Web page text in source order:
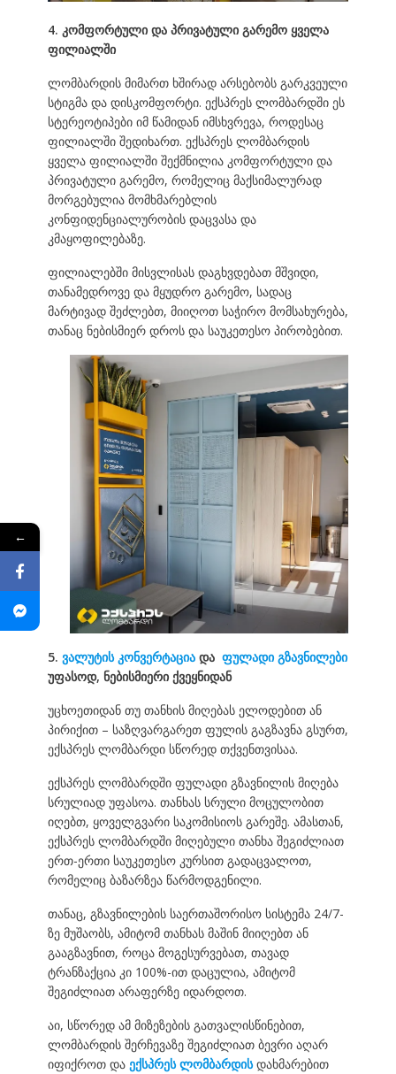
4. კომფორტული და პრივატული გარემო ყველა
ფილიალში
ლომბარდის მიმართ ხშირად არსებობს გარკვეული
სტიგმა და დისკომფორტი. ექსპრეს ლომბარდში ეს
სტერეოტიპები იმ წამიდან იმსხვრევა, როდესაც
ფილიალში შედიხართ. ექსპრეს ლომბარდის
ყველა ფილიალში შექმნილია კომფორტული და
პრივატული გარემო, რომელიც მაქსიმალურად
მორგებულია მომხმარებლის
კონფიდენციალურობის დაცვასა და
კმაყოფილებაზე.
ფილიალებში მისვლისას დაგხვდებათ მშვიდი,
თანამედროვე და მყუდრო გარემო, სადაც
მარტივად შეძლებთ, მიიღოთ საჭირო მომსახურება,
თანაც ნებისმიერ დროს და საუკეთესო პირობებით.
5. ვალუტის კონვერტაციადა ფულადი გზავნილები
უფასოდ, ნებისმიერი ქვეყნიდან
უცხოეთიდან თუ თანხის მიღებას ელოდებით ან
პირიქით – საზღვარგარეთ ფულის გაგზავნა გსურთ,
ექსპრეს ლომბარდი სწორედ თქვენთვისაა.
ექსპრეს ლომბარდში ფულადი გზავნილის მიღება
სრულიად უფასოა. თანხას სრული მოცულობით
იღებთ, ყოველგვარი საკომისიოს გარეშე. ამასთან,
ექსპრეს ლომბარდში მიღებული თანხა შეგიძლიათ
ერთ-ერთი საუკეთესო კურსით გადაცვალოთ,
რომელიც ბაზარზეა წარმოდგენილი.
თანაც, გზავნილების საერთაშორისო სისტემა 24/7-
ზე მუშაობს, ამიტომ თანხას მაშინ მიიღებთ ან
გააგზავნით, როცა მოგესურვებათ, თავად
ტრანზაქცია კი 100%-ით დაცულია, ამიტომ
შეგიძლიათ არაფერზე იდარდოთ.
აი, სწორედ ამ მიზეზების გათვალისწინებით,
ლომბარდის შერჩევაზე შეგიძლიათ ბევრი აღარ
იფიქროთ და ექსპრეს ლომბარდისდახმარებით
←